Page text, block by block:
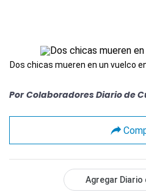
Dos chicas mueren en un vuelco
Por Colaboradores Diario de
Agregar Diario